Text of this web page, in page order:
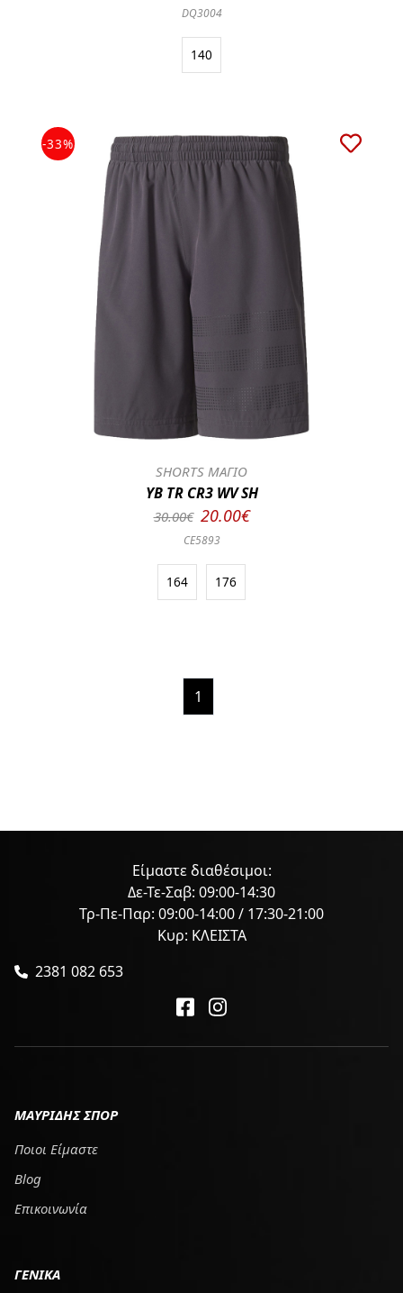
DQ3004
140
-33%
SHORTS ΜΑΓΙΟ
YB TR CR3 WV SH
30.00€ 20.00€
CE5893
164 176
1
Είμαστε διαθέσιμοι:
Δε-Τε-Σαβ: 09:00-14:30
Τρ-Πε-Παρ: 09:00-14:00 / 17:30-21:00
Κυρ: ΚΛΕΙΣΤΑ
2381 082 653
ΜΑΥΡΙΔΗΣ ΣΠΟΡ
Ποιοι Είμαστε
Blog
Επικοινωνία
ΓΕΝΙΚΑ